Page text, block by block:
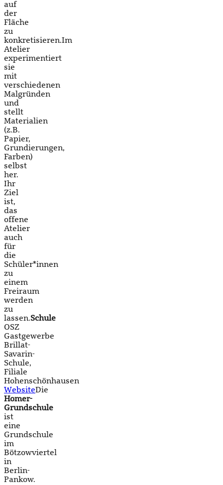
auf
der
Fläche
zu
konkretisieren.Im
Atelier
experimentiert
sie
mit
verschiedenen
Malgründen
und
stellt
Materialien
(z.B.
Papier,
Grundierungen,
Farben)
selbst
her.
Ihr
Ziel
ist,
das
offene
Atelier
auch
für
die
Schüler*innen
zu
einem
Freiraum
werden
zu
lassen.Schule
OSZ
Gastgewerbe
Brillat-
Savarin-
Schule,
Filiale
Hohenschönhausen
WebsiteDie
Homer-
Grundschule
ist
eine
Grundschule
im
Bötzowviertel
in
Berlin-
Pankow.